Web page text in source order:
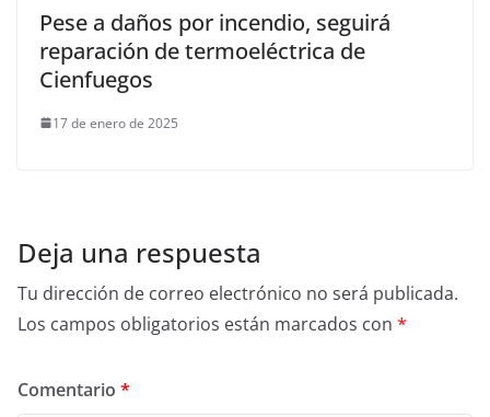
Pese a daños por incendio, seguirá
reparación de termoeléctrica de
Cienfuegos
17 de enero de 2025
Deja una respuesta
Tu dirección de correo electrónico no será publicada.
Los campos obligatorios están marcados con *
Comentario *